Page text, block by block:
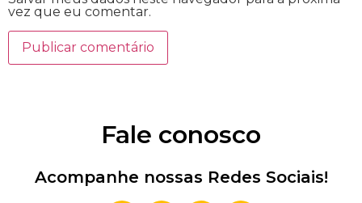
vez que eu comentar.
Fale conosco
Acompanhe nossas Redes Sociais!